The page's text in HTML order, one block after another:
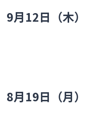
月12日（木）
月19日（月）